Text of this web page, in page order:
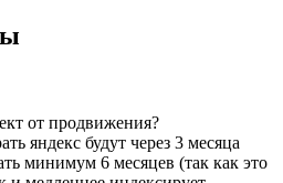
от продвижения?
яндекс будут через 3 месяца
минимум 6 месяцев (так как это